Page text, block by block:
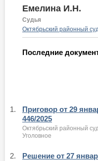
Емелина И.Н.
Судья
Октябрьский районный
Последние
1.
Приговор от 29
446/2025
Октябрьский районный
Уголовное
2. Решение от 27